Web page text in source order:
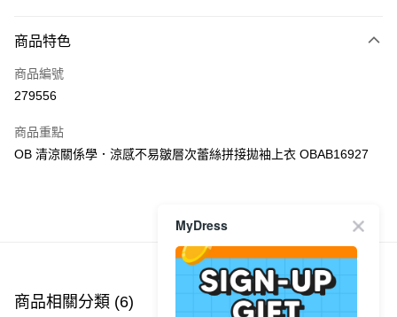
信用卡
Apple Pay
PayMe
每筆HK$40.00，滿HK$350.00或以上免運費
付款後順豐站及營業點
商品特色
商品編號
279556
商品重點
OB 清涼關係學．涼感不易皺層次蕾絲拼接拋袖上衣 OBAB16927
商品推薦
商品相關分類 (6)
MyDress